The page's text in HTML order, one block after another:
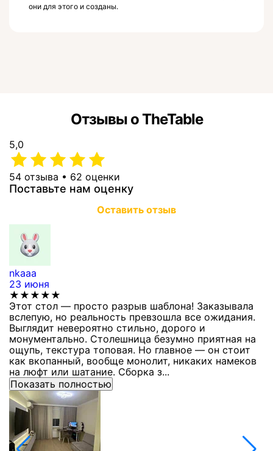
они для этого и созданы.
Отзывы о TheTable
5,0
54 отзыва • 62 оценки
Поставьте нам оценку
Оставить отзыв
nkaaa
23 июня
★★★★★
Этот стол — просто разрыв шаблона! Заказывала
вслепую, но реальность превзошла все ожидания.
Выглядит невероятно стильно, дорого и
монументально. Столешница безумно приятная на
ощупь, текстура топовая. Но главное — он стоит
как вкопанный, вообще монолит, никаких намеков
на люфт или шатание. Сборка з...
Показать полностью